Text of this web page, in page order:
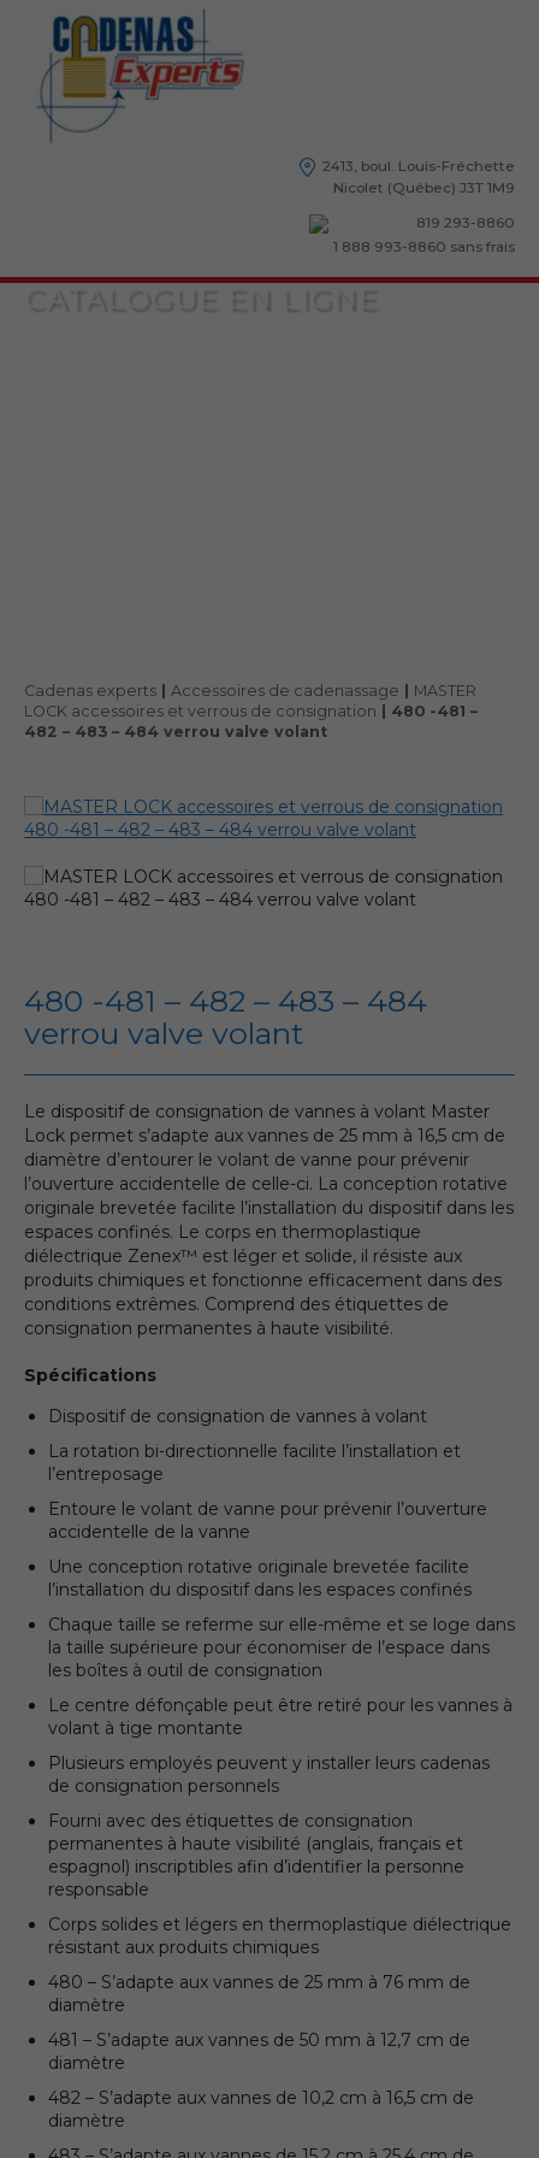
2413, boul. Louis-Fréchette
Nicolet (Québec) J3T 1M9
819 293-8860
1 888 993-8860 sans frais
CATALOGUE EN LIGNE
Cadenas experts Accessoires de cadenassage
MASTER
LOCK accessoires et verrous de consignation
480 -481 –
482 – 483 – 484 verrou valve volant
480 -481 – 482 – 483 – 484
verrou valve volant
Le dispositif de consignation de vannes à volant Master
Lock permet s’adapte aux vannes de 25 mm à 16,5 cm de
diamètre d’entourer le volant de vanne pour prévenir
l’ouverture accidentelle de celle-ci. La conception rotative
originale brevetée facilite l’installation du dispositif dans les
espaces confinés. Le corps en thermoplastique
diélectrique Zenex™ est léger et solide, il résiste aux
produits chimiques et fonctionne efficacement dans des
conditions extrêmes. Comprend des étiquettes de
consignation permanentes à haute visibilité.
Spécifications
Dispositif de consignation de vannes à volant
La rotation bi-directionnelle facilite l’installation et
l’entreposage
Entoure le volant de vanne pour prévenir l’ouverture
accidentelle de la vanne
Une conception rotative originale brevetée facilite
l’installation du dispositif dans les espaces confinés
Chaque taille se referme sur elle-même et se loge dans
la taille supérieure pour économiser de l’espace dans
les boîtes à outil de consignation
Le centre défonçable peut être retiré pour les vannes à
volant à tige montante
Plusieurs employés peuvent y installer leurs cadenas
de consignation personnels
Fourni avec des étiquettes de consignation
permanentes à haute visibilité (anglais, français et
espagnol) inscriptibles afin d’identifier la personne
responsable
Corps solides et légers en thermoplastique diélectrique
résistant aux produits chimiques
480 – S’adapte aux vannes de 25 mm à 76 mm de
diamètre
481 – S’adapte aux vannes de 50 mm à 12,7 cm de
diamètre
482 – S’adapte aux vannes de 10,2 cm à 16,5 cm de
diamètre